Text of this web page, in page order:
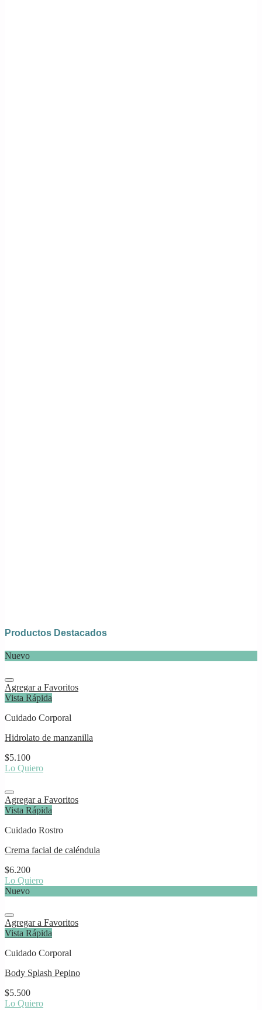
Productos Destacados
Nuevo
Agregar a Favoritos
Vista Rápida
Cuidado Corporal
Hidrolato de manzanilla
$5.100
Lo Quiero
Agregar a Favoritos
Vista Rápida
Cuidado Rostro
Crema facial de caléndula
$6.200
Lo Quiero
Nuevo
Agregar a Favoritos
Vista Rápida
Cuidado Corporal
Body Splash Pepino
$5.500
Lo Quiero